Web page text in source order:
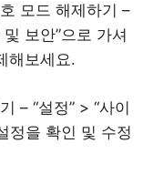
모드 해제하기 –
보안”으로 가셔
해보세요.
– “설정” > “사이
정을 확인 및 수정